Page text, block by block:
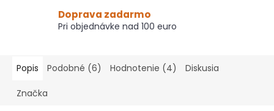
Doprava zadarmo
Pri objednávke nad 100 euro
Popis Podobné (6) Hodnotenie (4) Diskusia
Značka